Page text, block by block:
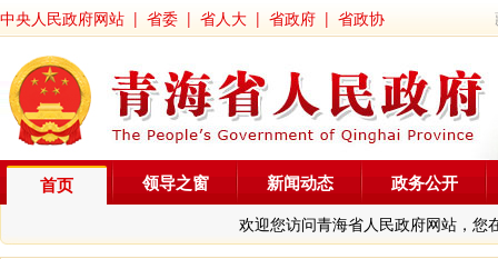
中央人民政府网站 | 省委 | 省人大 | 省政府 | 省政协
首页
欢迎您访问青海省人民政府网站，您
领导之窗 新闻动态 政务公开